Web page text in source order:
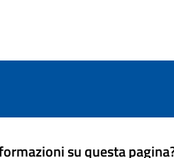
su questa